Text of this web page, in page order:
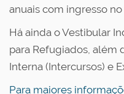
anuais com ingresso
Há ainda o Vestibular
para Refugiados, além
Interna (Intercursos) e
Para maiores